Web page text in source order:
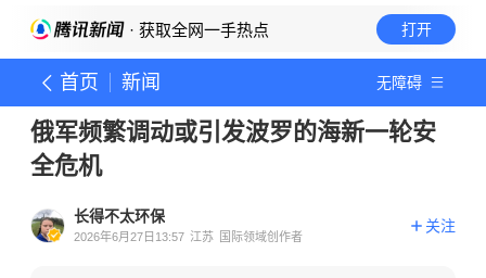
· 获取全网一手热点 打开
首页 新闻 无障碍
俄军频繁调动或引发波罗的海新一轮安
全危机
长得不太环保
2026年6月27日13:57 江苏 国际领域创作者
关注